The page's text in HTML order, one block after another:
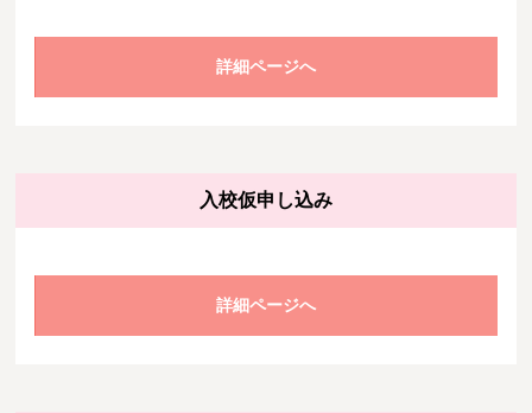
詳細ページへ
入校仮申し込み
詳細ページへ